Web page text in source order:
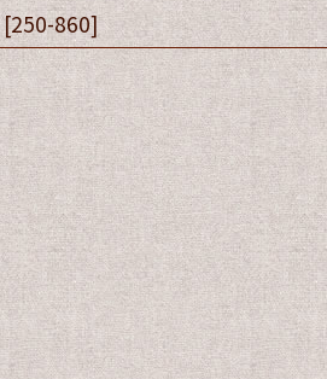
[250-860]